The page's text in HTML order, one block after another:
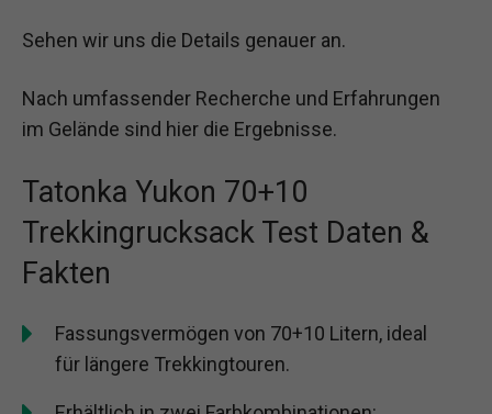
Sehen wir uns die Details genauer an.
Nach umfassender Recherche und Erfahrungen
im Gelände sind hier die Ergebnisse.
Tatonka Yukon 70+10
Trekkingrucksack Test Daten &
Fakten
Fassungsvermögen von 70+10 Litern, ideal
für längere Trekkingtouren.